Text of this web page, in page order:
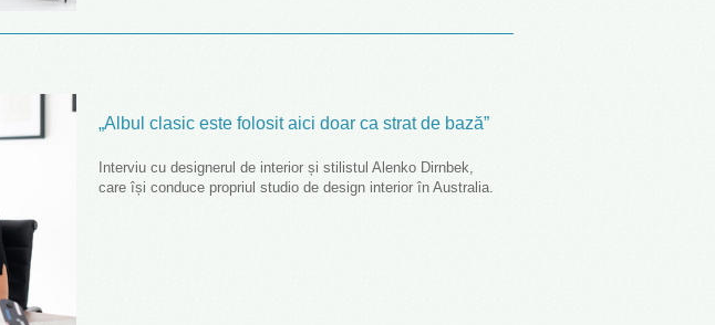
„Albul clasic este folosit aici doar ca strat de bază”
Interviu cu designerul de interior și stilistul Alenko Dirnbek,
care își conduce propriul studio de design interior în Australia.